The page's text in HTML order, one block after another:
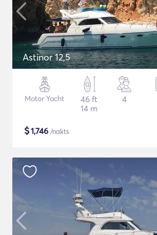
Astinor 12,5
Motor Yacht
46 ft
14 m
4
$1,746 /nakts